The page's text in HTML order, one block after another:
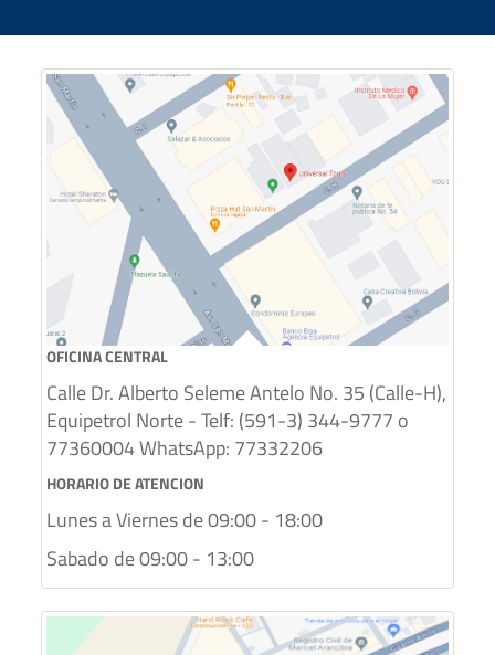
OFICINA CENTRAL
Calle Dr. Alberto Seleme Antelo No. 35 (Calle-H),
Equipetrol Norte - Telf: (591-3) 344-9777 o
77360004 WhatsApp: 77332206
HORARIO DE ATENCION
Lunes a Viernes de 09:00 - 18:00
Sabado de 09:00 - 13:00